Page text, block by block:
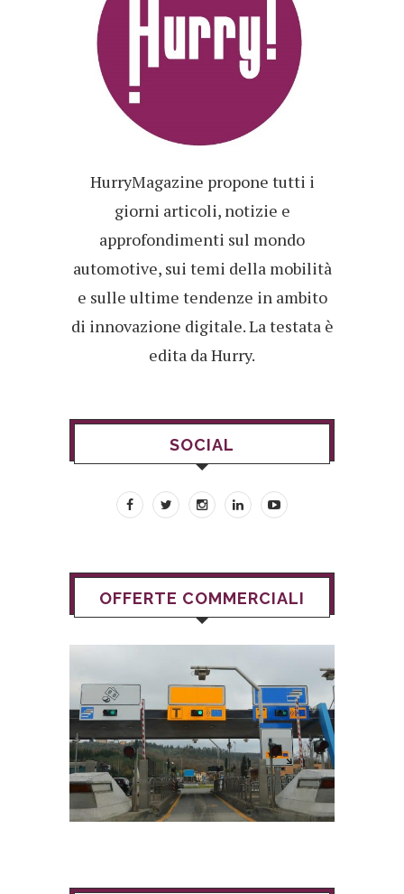
HurryMagazine propone tutti i
giorni articoli, notizie e
approfondimenti sul mondo
automotive, sui temi della mobilità
e sulle ultime tendenze in ambito
di innovazione digitale. La testata è
edita da Hurry.
SOCIAL
OFFERTE COMMERCIALI